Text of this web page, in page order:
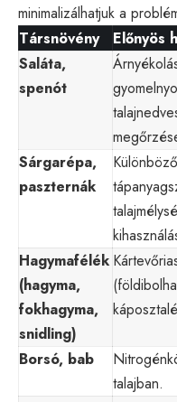
minimalizálhatjuk a
Társnövény
Előnyös
Saláta,
spenót
Sárgarépa,
paszternák
Különböző
Hagymafélék
(hagyma,
fokhagyma,
snidling)
Borsó, bab
talajban.